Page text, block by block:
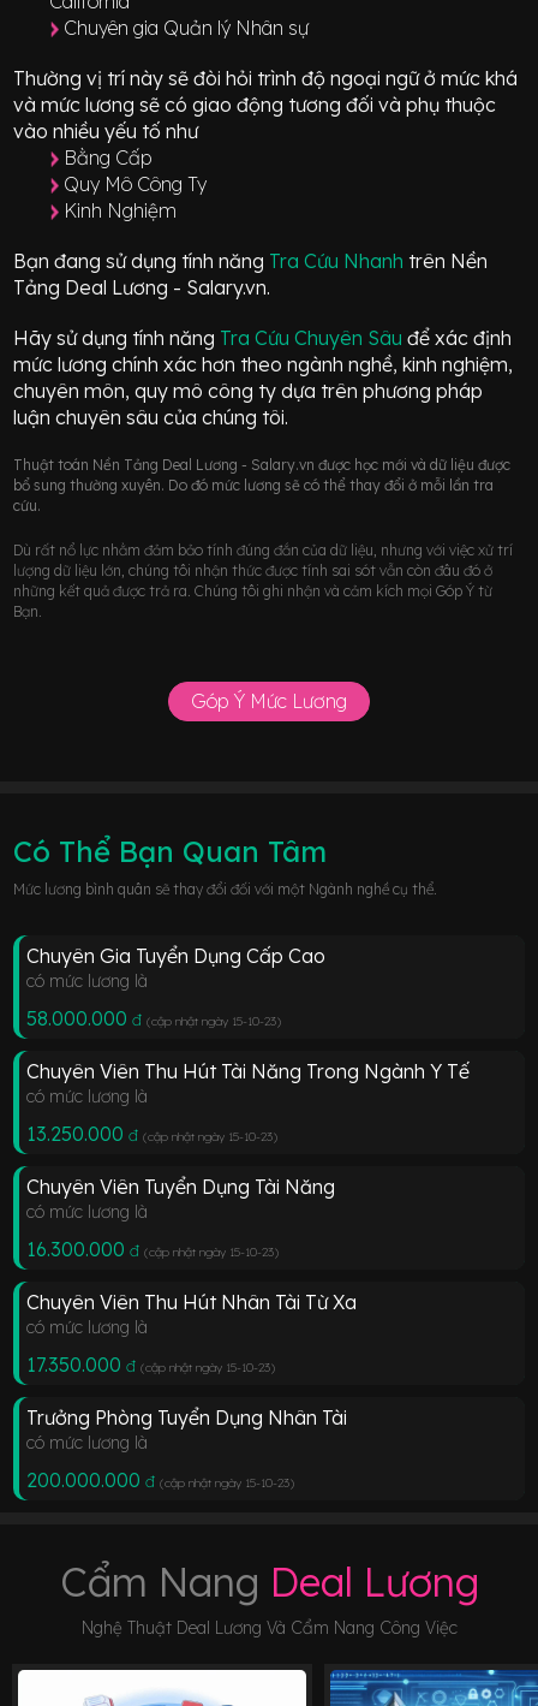
Chuyên gia Quản lý Nhân sự
Thường vị trí này sẽ đòi hỏi trình độ ngoại ngữ ở mứckhá
và mức lương sẽ có giao động tương đối và phụ thuộc
vào nhiều yếu tố như
Bằng Cấp
Quy Mô Công Ty
Kinh Nghiệm
Bạn đang sử dụng tính năng Tra Cứu Nhanh trên Nền
Tảng Deal Lương - Salary.vn.
Hãy sử dụng tính năng Tra Cứu Chuyên Sâuđể xác định
mức lương chính xác hơn theo ngành nghề, kinh nghiệm,
chuyên môn, quy mô công ty dựa trên phương pháp
luận chuyên sâu của chúng tôi.
Thuật toán Nền Tảng Deal Lương - Salary.vn được học mới và dữ liệu được
bổ sung thường xuyên. Do đó mức lương sẽ có thể thay đổi ở mỗi lần tra
cứu.
Dù rất nổ lực nhằm đảm bảo tính đúng đắn của dữ liệu, nhưng với việc xử trí
lượng dữ liệu lớn, chúng tôi nhận thức được tính sai sót vẫn còn đâu đó ở
những kết quả được trả ra. Chúng tôi ghi nhận và cảm kích mọi Góp Ý từ
Bạn.
Góp Ý Mức Lương
Có Thể Bạn Quan Tâm
Mức lương bình quân sẽ thay đổi đối với một Ngành nghề cụ thể.
Chuyên Gia Tuyển Dụng Cấp Cao
có mức lương là
58.000.000 đ (cập nhật ngày 15-10-23)
Chuyên Viên Thu Hút Tài Năng Trong Ngành Y Tế
có mức lương là
13.250.000 đ (cập nhật ngày 15-10-23)
Chuyên Viên Tuyển Dụng Tài Năng
có mức lương là
16.300.000 đ (cập nhật ngày 15-10-23)
Chuyên Viên Thu Hút Nhân Tài Từ Xa
có mức lương là
17.350.000 đ (cập nhật ngày 15-10-23)
Trưởng Phòng Tuyển Dụng Nhân Tài
có mức lương là
200.000.000 đ (cập nhật ngày 15-10-23)
Cẩm Nang Deal Lương
Nghệ Thuật Deal Lương Và Cẩm Nang Công Việc